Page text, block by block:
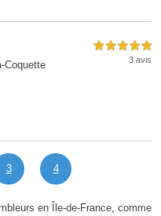
Coquette
5,0 étoiles sur 5
3 avis
3 4
en Île-de-France, comme